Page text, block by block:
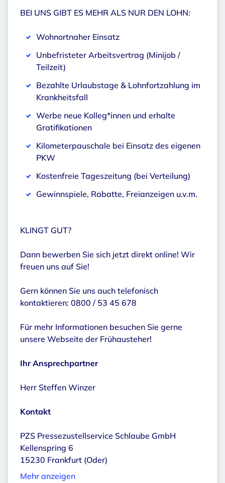
BEI UNS GIBT ES MEHR ALS NUR DEN LOHN:
Wohnortnaher Einsatz
Unbefristeter Arbeitsvertrag (Minijob /
Teilzeit)
Bezahlte Urlaubstage & Lohnfortzahlung im
Krankheitsfall
Werbe neue Kolleg*innen und erhalte
Gratifikationen
Kilometerpauschale bei Einsatz des eigenen
PKW
Kostenfreie Tageszeitung (bei Verteilung)
Gewinnspiele, Rabatte, Freianzeigen u.v.m.
KLINGT GUT?
Dann bewerben Sie sich jetzt direkt online! Wir
freuen uns auf Sie!
Gern können Sie uns auch telefonisch
kontaktieren: 0800 / 53 45 678
Für mehr Informationen besuchen Sie gerne
unsere Webseite der Frühausteher!
Ihr Ansprechpartner
Herr Steffen Winzer
Kontakt
PZS Pressezustellservice Schlaube GmbH
Kellenspring 6
15230 Frankfurt (Oder)
Mehr anzeigen